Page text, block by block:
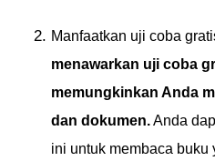
Manfaatkan uji coba
menawarkan uji coba
memungkinkan Anda
dan dokumen.Anda
ini untuk membaca buku